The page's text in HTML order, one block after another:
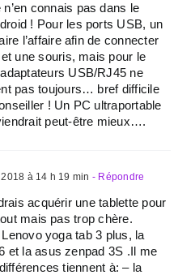
connais pas dans le
! Pour les ports USB, un
l’affaire afin de connecter
une souris, mais pour le
USB/RJ45 ne
pas toujours… bref difficile
! Un PC ultraportable
peut-être mieux….
à 14 h 19 min - Répondre
acquérir une tablette pour
mais pas trop chère.
yoga tab 3 plus, la
et la asus zenpad 3S .Il me
tiennent à: – la